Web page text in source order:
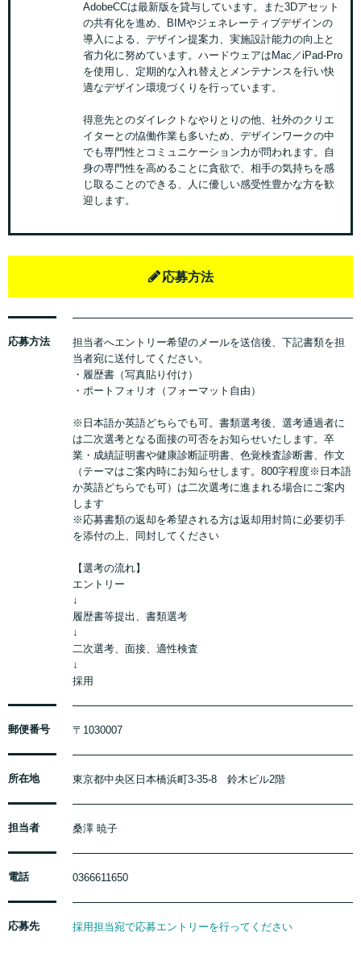
AdobeCCは最新版を貸与しています。また3Dアセット
の共有化を進め、BIMやジェネレーティブデザインの
導入による、デザイン提案力、実施設計能力の向上と
省力化に努めています。ハードウェアはMac／iPad-Pro
を使用し、定期的な入れ替えとメンテナンスを行い快
適なデザイン環境づくりを行っています。
得意先とのダイレクトなやりとりの他、社外のクリエ
イターとの恊働作業も多いため、デザインワークの中
でも専門性とコミュニケーション力が問われます。自
身の専門性を高めることに貪欲で、相手の気持ちを感
じ取ることのできる、人に優しい感受性豊かな方を歓
迎します。
応募方法
応募方法
担当者へエントリー希望のメールを送信後、下記書類を担
当者宛に送付してください。
・履歴書（写真貼り付け）
・ポートフォリオ（フォーマット自由）
※日本語か英語どちらでも可。書類選考後、選考通過者に
は二次選考となる面接の可否をお知らせいたします。卒
業・成績証明書や健康診断証明書、色覚検査診断書、作文
（テーマはご案内時にお知らせします。800字程度※日本語
か英語どちらでも可）は二次選考に進まれる場合にご案内
します
※応募書類の返却を希望される方は返却用封筒に必要切手
を添付の上、同封してください
【選考の流れ】
エントリー
↓
履歴書等提出、書類選考
↓
二次選考、面接、適性検査
↓
採用
郵便番号 〒1030007
所在地 東京都中央区日本橋浜町3-35-8 鈴木ビル2階
担当者 桑澤 暁子
電話 0366611650
応募先 採用担当宛で応募エントリーを行ってください